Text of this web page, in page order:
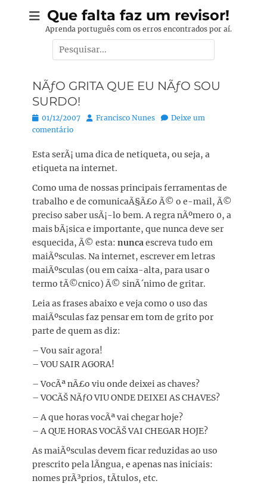
Que falta faz um revisor!
Aprenda português com os erros encontrados por aí.
Pesquisar
por:
NÃƒO GRITA QUE EU NÃƒO SOU
SURDO!
Posted
on
01/12/2007 Autor:
Francisco Nunes
Deixe um
comentário
Esta serÃ¡ uma dica de netiqueta, ou seja, a
etiqueta na internet.
Como uma de nossas principais ferramentas de
trabalho e de comunicaÃ§Ã£o Ã© o e-mail, Ã©
preciso saber usÃ¡-lo bem. A regra nÃºmero 0, a
mais bÃ¡sica e importante, que nunca deve ser
esquecida, Ã© esta: nuncaescreva tudo em
maiÃºsculas. Na internet, escrever em letras
maiÃºsculas (ou em caixa-alta, para usar o
termo tÃ©cnico) Ã© sinÃ´nimo de gritar.
Leia as frases abaixo e veja como o uso das
maiÃºsculas faz pensar em tom de grito por
parte de quem as diz:
– Vou sair agora!
– VOU SAIR AGORA!
– VocÃª nÃ£o viu onde deixei as chaves?
– VOCÃŠ NÃƒO VIU ONDE DEIXEI AS CHAVES?
– A que horas vocÃª vai chegar hoje?
– A QUE HORAS VOCÃŠ VAI CHEGAR HOJE?
As maiÃºsculas devem ficar reduzidas ao uso
prescrito pela lÃ­ngua, e apenas nas iniciais:
nomes prÃ³prios, tÃ­tulos, etc.